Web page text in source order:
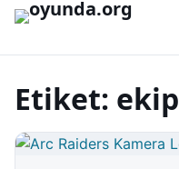
İçeriğe geç
Etiket: